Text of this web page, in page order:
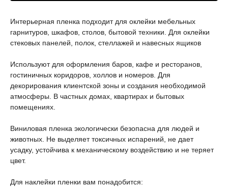
Интерьерная пленка подходит для оклейки мебельных
гарнитуров, шкафов, столов, бытовой техники. Для оклейки
стековых панелей, полок, стеллажей и навесных ящиков
Используют для оформления баров, кафе и ресторанов,
гостиничных коридоров, холлов и номеров. Для
декорирования клиентской зоны и создания необходимой
атмосферы. В частных домах, квартирах и бытовых
помещениях.
Виниловая пленка экологически безопасна для людей и
животных. Не выделяет токсичных испарений, не дает
усадку, устойчива к механическому воздействию и не теряет
цвет.
Для наклейки пленки вам понадобится: